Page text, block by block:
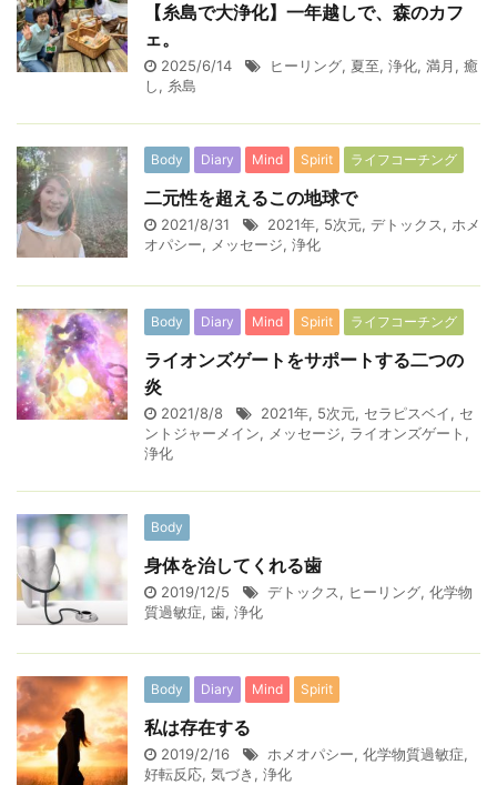
【糸島で大浄化】一年越しで、森のカフ
ェ。
2025/6/14 ヒーリング, 夏至, 浄化, 満月 , 癒
し, 糸島
Body Diary Mind Spirit ライフコーチング
二元性を超えるこの地球で
2021/8/31 2021年, 5次元, デトックス, ホメ
オパシー, メッセージ, 浄化
Body Diary Mind Spirit ライフコーチング
ライオンズゲートをサポートする二つの
炎
2021/8/8 2021年, 5次元, セラピスベイ, セ
ントジャーメイン, メッセージ, ライオンズゲート ,
浄化
Body
身体を治してくれる歯
2019/12/5 デトックス, ヒーリング, 化学物
質過敏症, 歯, 浄化
Body Diary Mind Spirit
私は存在する
2019/2/16 ホメオパシー, 化学物質過敏症,
好転反応, 気づき , 浄化